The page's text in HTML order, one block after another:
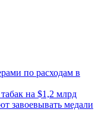
по расходам в
на $1,2 млрд
завоевывать медали